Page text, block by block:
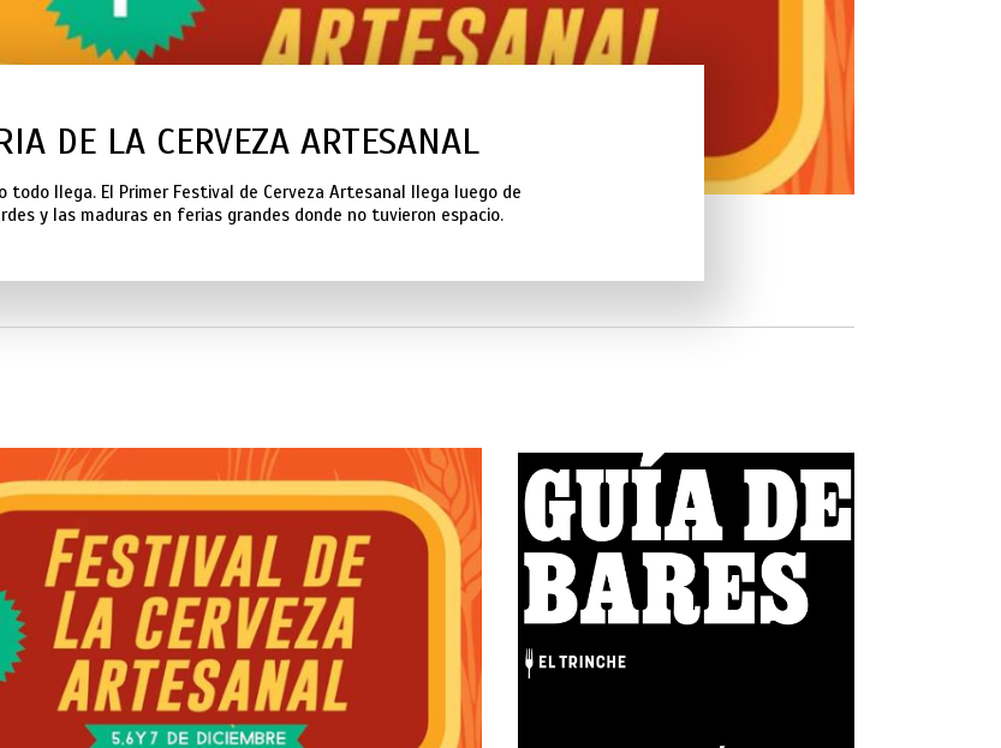
DE LA CERVEZA ARTESANAL
todo llega. El Primer Festival de Cerveza Artesanal llega luego de
y las maduras en ferias grandes donde no tuvieron espacio.